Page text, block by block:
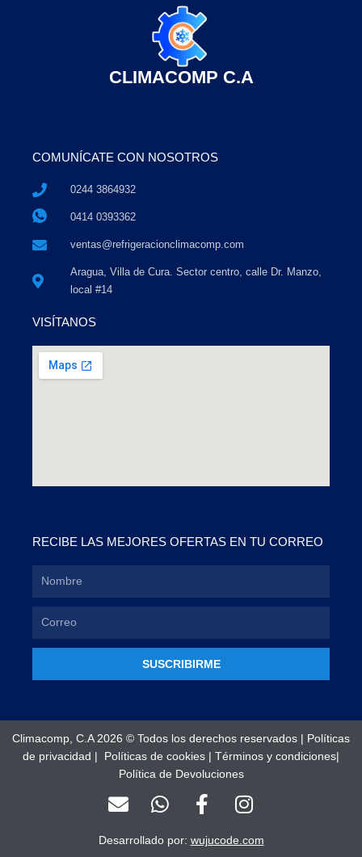
CLIMACOMP C.A
COMUNÍCATE CON NOSOTROS
0244 3864932
0414 0393362
ventas@refrigeracionclimacomp.com
Aragua, Villa de Cura. Sector centro, calle Dr. Manzo,
local #14
VISÍTANOS
RECIBE LAS MEJORES OFERTAS EN TU CORREO
SUSCRIBIRME
Climacomp, C.A 2026 © Todos los derechos reservados | Políticas
de privacidad | Políticas de cookies | Términos y condiciones|
Política de Devoluciones
E
n
v
W
h
a
F
a
c
I
n
s
Desarrollado por: wujucode.com